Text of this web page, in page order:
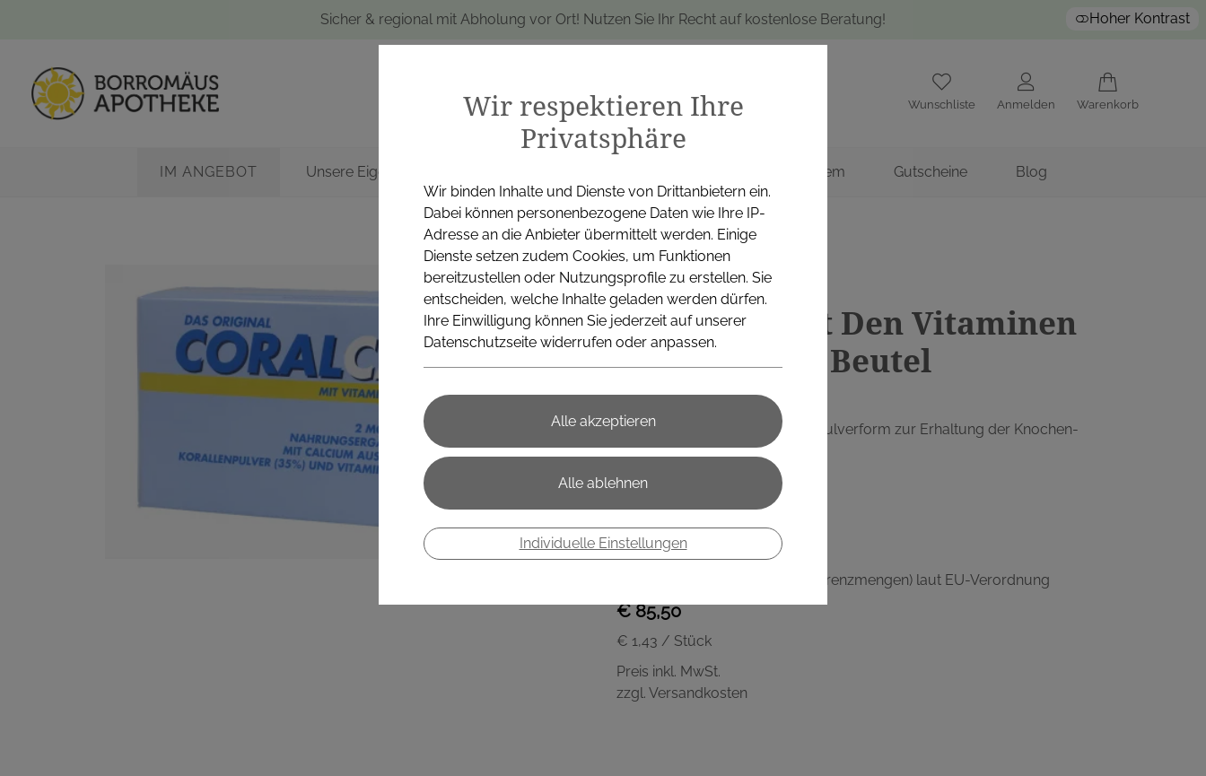
Sicher & regional mit Abholung vor Ort! Nutzen Sie Ihr Recht auf kostenlose Beratung! Hoher Kontrast
Wunschliste Anmelden Warenkorb
IM ANGEBOT Unsere Eigenprodukte Institem Gutscheine Blog
P.M.C.HANDELS GMBH
Coralcare mit Den Vitaminen
K2 und D3 60 Beutel
Nahrungsergänzungsmittel in Pulverform zur Erhaltung der Knochen-
und Muskelfunktionen.
Pro Beutel % NRV*
Korallencalcium 525 mg 66%
Vitamin D3 5 μg 100%
Vitamin K2 60 μg 80%
*Nutrient reference values (Referenzmengen) laut EU-Verordnung
€ 85,50
€ 1,43 / Stück
Preis inkl. MwSt.
zzgl. Versandkosten
Wir respektieren Ihre
Privatsphäre
Wir binden Inhalte und Dienste von Drittanbietern ein.
Dabei können personenbezogene Daten wie Ihre IP-
Adresse an die Anbieter übermittelt werden. Einige
Dienste setzen zudem Cookies, um Funktionen
bereitzustellen oder Nutzungsprofile zu erstellen. Sie
entscheiden, welche Inhalte geladen werden dürfen.
Ihre Einwilligung können Sie jederzeit auf unserer
Datenschutzseite widerrufen oder anpassen.
Individuelle Einstellungen